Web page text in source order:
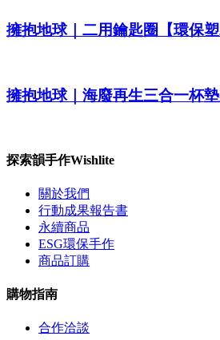
擁抱地球｜二用鑰匙圈【環保塑
擁抱地球｜海廢再生三合一杯
探索韻手作Wishlite
關於我們
行動成果報告書
永續商品
ESG環保手作
商品訂購
購物指南
合作洽談